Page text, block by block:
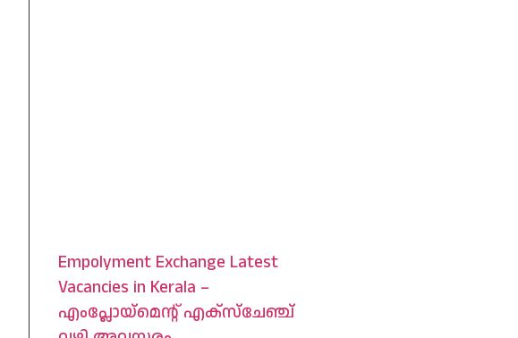
Empolyment Exchange Latest
Vacancies in Kerala –
എംപ്ലോയ്‌മെന്റ് എക്സ്ചേഞ്ച്